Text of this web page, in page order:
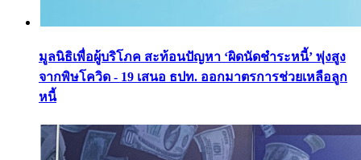
มูลนิธิเพื่อผู้บริโภค สะท้อนปัญหา ‘ผิดนัดชำระหนี้’ พุ่งสูง
จากพิษโควิด - 19 เสนอ ธปท. ออกมาตรการช่วยเหลือลูก
หนี้